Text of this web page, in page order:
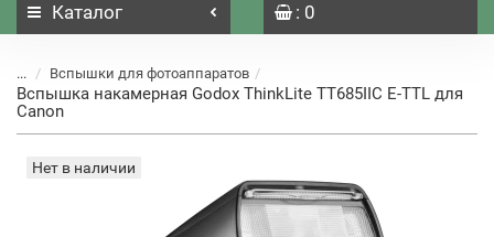
Каталог : 0
... Вспышки для фотоаппаратов
Вспышка накамерная Godox ThinkLite TT685IIC E-TTL для
Canon
Нет в наличии